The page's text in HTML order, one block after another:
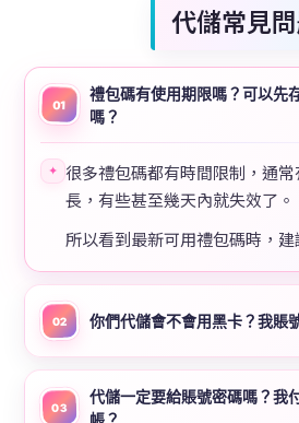
代儲常見
01
禮包碼有使用期限嗎？可以先
嗎？
✦ 很多禮包碼都有時間限制，通
長，有些甚至幾天內就失效了。
所以看到最新可用禮包碼時，建
02 你們代儲會不會用黑卡？我賬
03
代儲一定要給賬號密碼嗎？我
帳？